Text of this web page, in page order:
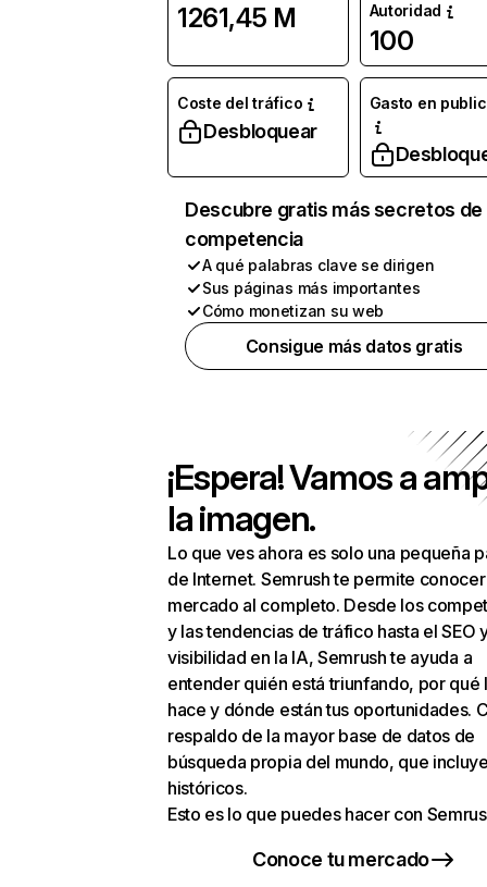
1261,45 M
Autoridad
100
Coste del tráfico
Desbloquear
Gasto en
Descubre gratis más secretos de
competencia
A qué palabras clave se dirigen
Sus páginas más importantes
Cómo monetizan su web
Consigue más datos gratis
¡Espera! Vamos a
la imagen.
Lo que ves ahora es solo una pequeña
de Internet. Semrush te permite
mercado al completo. Desde los
y las tendencias de tráfico hasta el SEO
visibilidad en la IA, Semrush te ayuda a
entender quién está triunfando, por qué
hace y dónde están tus oportunidades.
respaldo de la mayor base de datos de
búsqueda propia del mundo, que
históricos.
Esto es lo que puedes hacer con
Conoce tu mercado